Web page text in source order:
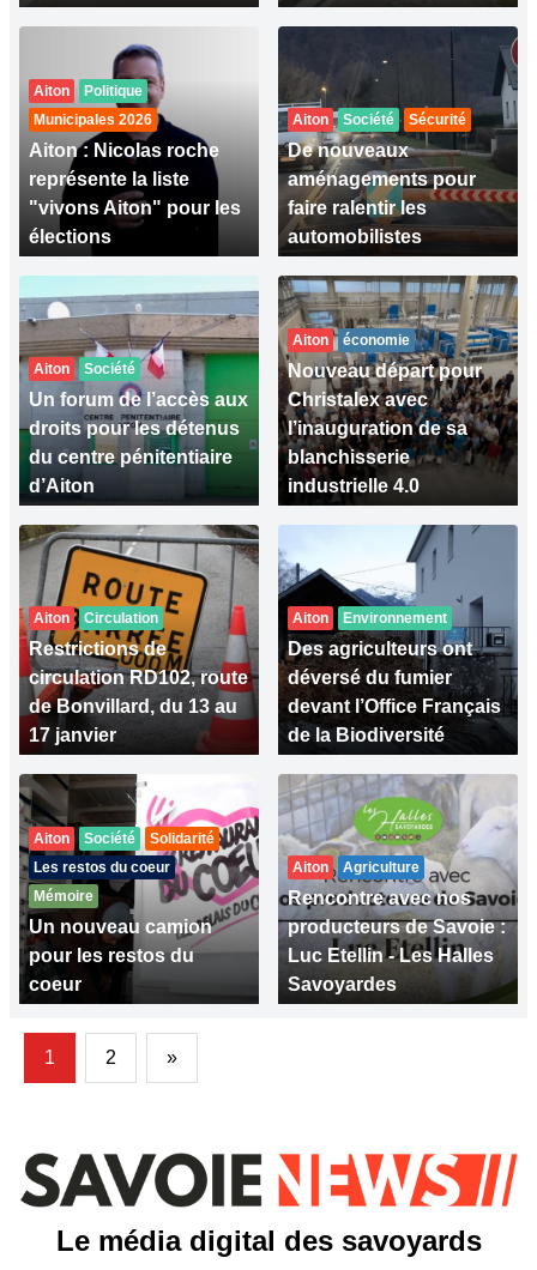
Aiton
Politique
Municipales 2026
Aiton : Nicolas roche
représente la liste
"vivons Aiton" pour les
élections
Aiton Société Sécurité
De nouveaux
aménagements pour
faire ralentir les
automobilistes
Aiton Société
Un forum de l’accès aux
droits pour les détenus
du centre pénitentiaire
d’Aiton
Aiton économie
Nouveau départ pour
Christalex avec
l’inauguration de sa
blanchisserie
industrielle 4.0
Aiton Circulation
Restrictions de
circulation RD102, route
de Bonvillard, du 13 au
17 janvier
Aiton Environnement
Des agriculteurs ont
déversé du fumier
devant l’Office Français
de la Biodiversité
Aiton Société
Solidarité
Les restos du coeur
Mémoire
Un nouveau camion
pour les restos du
coeur
Aiton Agriculture
Rencontre avec nos
producteurs de Savoie :
Luc Etellin - Les Halles
Savoyardes
1 2 »
Le média digital des savoyards